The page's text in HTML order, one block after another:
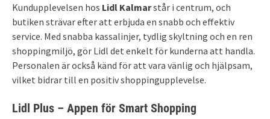
Kundupplevelsen hos Lidl Kalmarstår i centrum, och
butiken strävar efter att erbjuda en snabb och effektiv
service. Med snabba kassalinjer, tydlig skyltning och en ren
shoppingmiljö, gör Lidl det enkelt för kunderna att handla.
Personalen är också känd för att vara vänlig och hjälpsam,
vilket bidrar till en positiv shoppingupplevelse.
Lidl Plus – Appen för Smart Shopping